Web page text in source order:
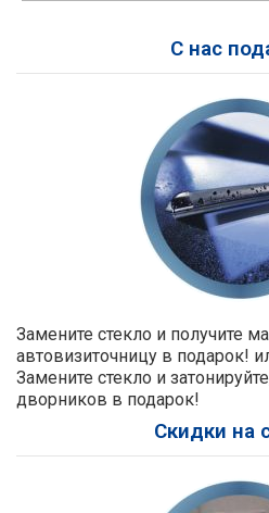
С нас
Замените стекло и получите
автовизиточницу в подарок!
Замените стекло и
дворников в подарок!
Скидки на